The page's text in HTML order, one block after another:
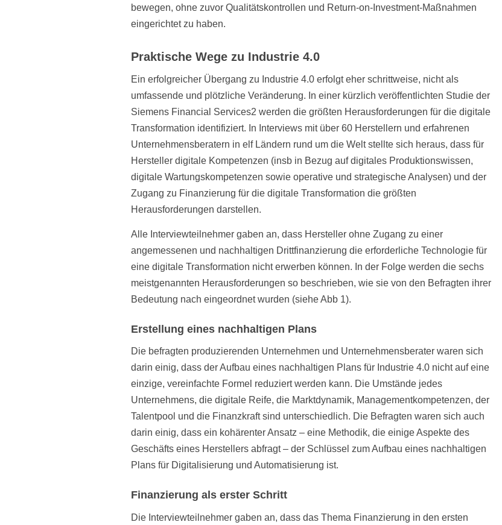
bewegen, ohne zuvor Qualitätskontrollen und Return-on-Investment-Maßnahmen
eingerichtet zu haben.
Praktische Wege zu Industrie 4.0
Ein erfolgreicher Übergang zu Industrie 4.0 erfolgt eher schrittweise, nicht als
umfassende und plötzliche Veränderung. In einer kürzlich veröffentlichten Studie der
Siemens Financial Services2 werden die größten Herausforderungen für die digitale
Transformation identifiziert. In Interviews mit über 60 Herstellern und erfahrenen
Unternehmensberatern in elf Ländern rund um die Welt stellte sich heraus, dass für
Hersteller digitale Kompetenzen (insb in Bezug auf digitales Produktionswissen,
digitale Wartungskompetenzen sowie operative und strategische Analysen) und der
Zugang zu Finanzierung für die digitale Transformation die größten
Herausforderungen darstellen.
Alle Interviewteilnehmer gaben an, dass Hersteller ohne Zugang zu einer
angemessenen und nachhaltigen Drittfinanzierung die erforderliche Technologie für
eine digitale Transformation nicht erwerben können. In der Folge werden die sechs
meistgenannten Herausforderungen so beschrieben, wie sie von den Befragten ihrer
Bedeutung nach eingeordnet wurden (siehe Abb 1).
Erstellung eines nachhaltigen Plans
Die befragten produzierenden Unternehmen und Unternehmensberater waren sich
darin einig, dass der Aufbau eines nachhaltigen Plans für Industrie 4.0 nicht auf eine
einzige, vereinfachte Formel reduziert werden kann. Die Umstände jedes
Unternehmens, die digitale Reife, die Marktdynamik, Managementkompetenzen, der
Talentpool und die Finanzkraft sind unterschiedlich. Die Befragten waren sich auch
darin einig, dass ein kohärenter Ansatz – eine Methodik, die einige Aspekte des
Geschäfts eines Herstellers abfragt – der Schlüssel zum Aufbau eines nachhaltigen
Plans für Digitalisierung und Automatisierung ist.
Finanzierung als erster Schritt
Die Interviewteilnehmer gaben an, dass das Thema Finanzierung in den ersten